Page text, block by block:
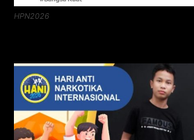
HPN2026